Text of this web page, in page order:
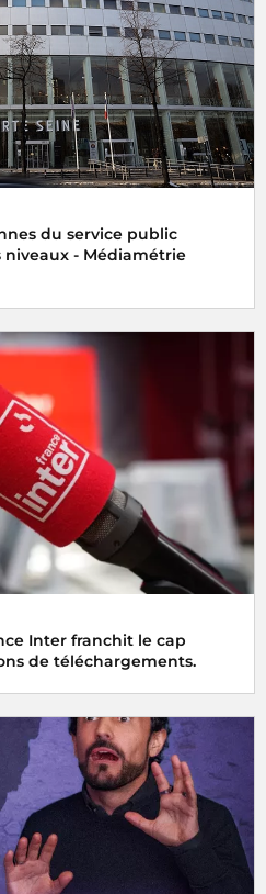
du service public
- Médiamétrie
Inter franchit le cap
de téléchargements.